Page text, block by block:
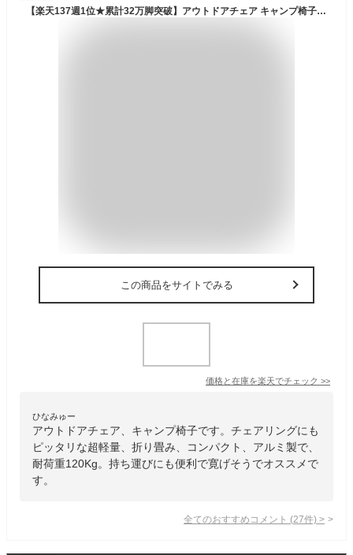
【楽天137週1位★累計32万脚突破】アウトドアチェア キャンプ椅子 キャンプチェア ハイバック 軽量 折りたたみ椅子 アウトドア チェア コンパクト キャンプ おしゃれ 椅子 イス チェアー 室内 ソファ代わり / ウルトラライト ハイバックチェア 超軽量 ポンコタンチェア
この商品をサイトでみる
価格と在庫を楽天でチェック >>
ひなみゅー
アウトドアチェア、キャンプ椅子です。チェアリングにも
ピッタリな超軽量、折り畳み、コンパクト、アルミ製で、
耐荷重120Kg。持ち運びにも便利で寛げそうでオススメで
す。
全てのおすすめコメント (27件) >